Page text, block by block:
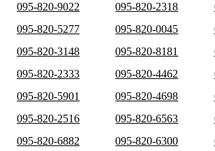
095-820-9022
095-820-2318
095-820-5277
095-820-0045
095-820-3148
095-820-8181
095-820-2333
095-820-4462
095-820-5901
095-820-4698
095-820-2516
095-820-6563
095-820-6882
095-820-6300